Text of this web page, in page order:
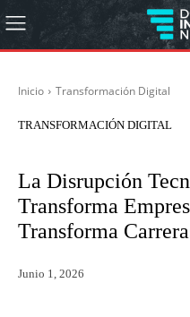
Inicio Transformación Digital
TRANSFORMACIÓN DIGITAL
La Disrupción
Transforma
Transforma
Junio 1, 2026